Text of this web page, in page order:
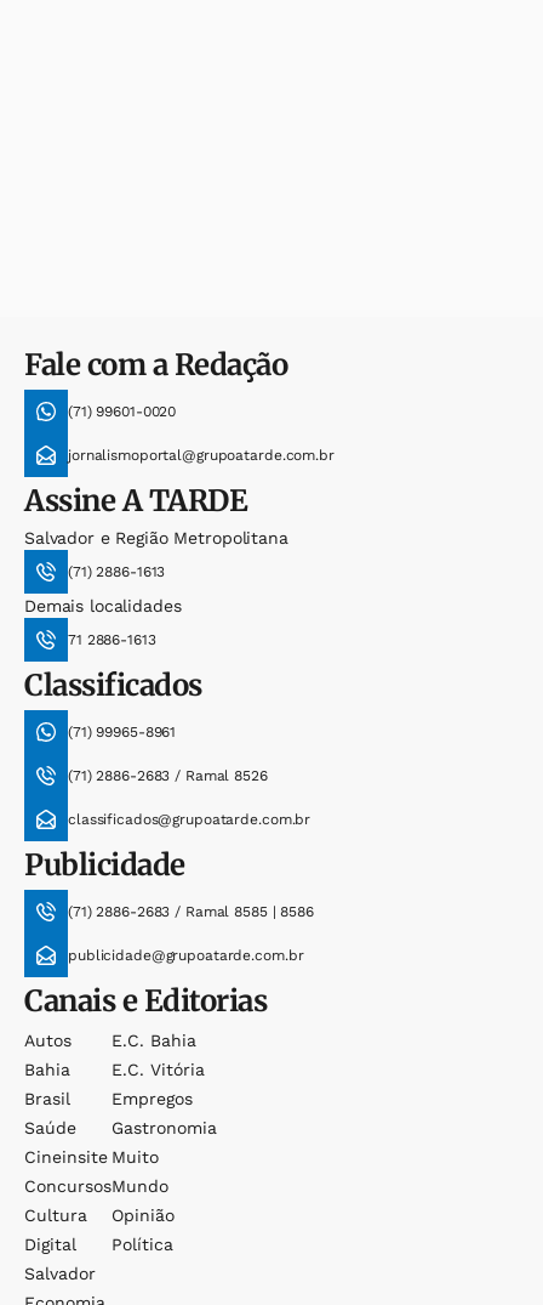
Fale com a Redação
(71) 99601-0020
jornalismoportal@grupoatarde.com.br
AssineA TARDE
Salvador e Região Metropolitana
(71) 2886-1613
Demais localidades
71 2886-1613
Classificados
(71) 99965-8961
(71) 2886-2683 / Ramal 8526
classificados@grupoatarde.com.br
Publicidade
(71) 2886-2683 / Ramal 8585 | 8586
publicidade@grupoatarde.com.br
Canais e Editorias
Autos
Bahia
Brasil
Saúde
Cineinsite
Concursos
Cultura
Digital
Salvador
E.c. Bahia
E.c. Vitória
Empregos
Gastronomia
Muito
Mundo
Opinião
Política